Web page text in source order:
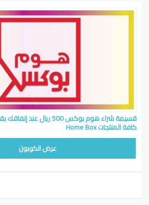
كافة المنتجات Home Box
عرض الكوبون